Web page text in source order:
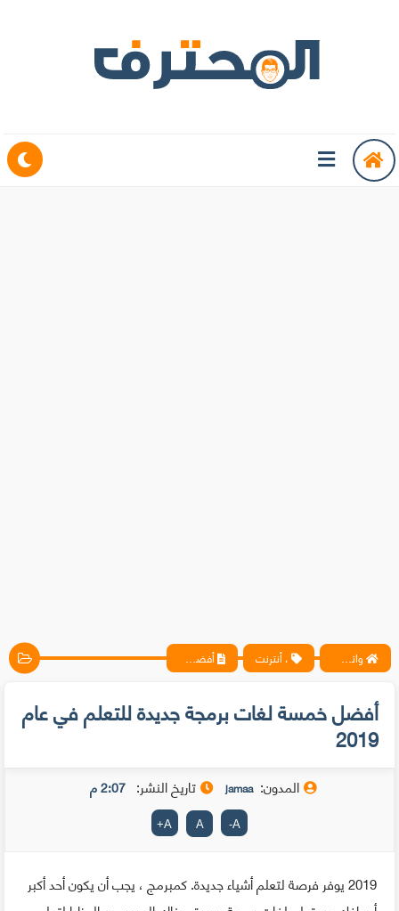
واتس آب ، فيسبوك ، أنترنت ، شروحات تقنية حصرية - المحترف ، أنترنت أفضل خمسة لغات برمجة جديدة للتعلم في عام 2019
أفضل خمسة لغات برمجة جديدة للتعلم في عام
2019
المدون: jamaa تاريخ النشر: 2:07 م
A
-
A
A
+
2019 يوفر فرصة لتعلم أشياء جديدة. كمبرمج ، يجب أن يكون أحد أكبر